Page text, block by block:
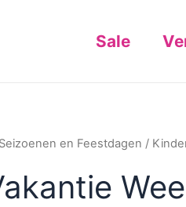
Sale
Seizoenen en Feestdagen /